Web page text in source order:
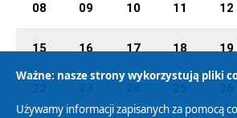
08 09 10 11 12
15 16 17 18 19
Ważne: nasze strony wykorzystują pliki
Używamy informacji zapisanych za pomocą